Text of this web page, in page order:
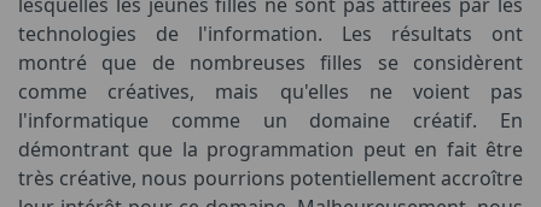
technologies de l'information. Les résultats ont
montré que de nombreuses filles se considèrent
comme créatives, mais qu'elles ne voient pas
l'informatique comme un domaine créatif. En
démontrant que la programmation peut en fait être
très créative, nous pourrions potentiellement accroître